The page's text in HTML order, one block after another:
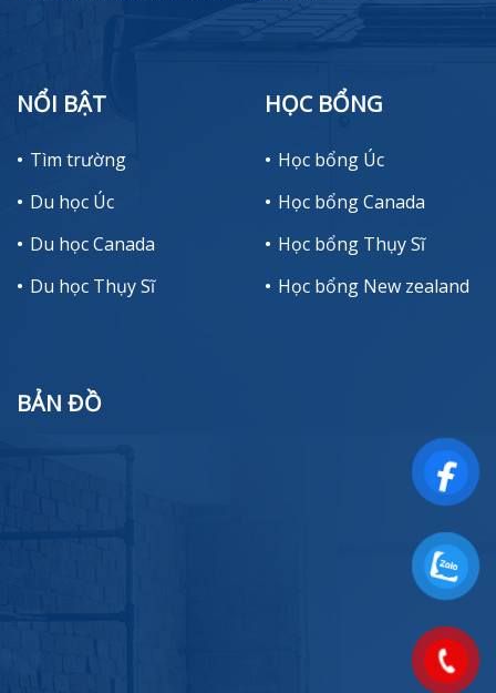
NỔI BẬT
Tìm trường
Du học Úc
Du học Canada
Du học Thụy Sĩ
HỌC BỔNG
Học bổng Úc
Học bổng Canada
Học bổng Thụy Sĩ
Học bổng New zealand
BẢN ĐỒ